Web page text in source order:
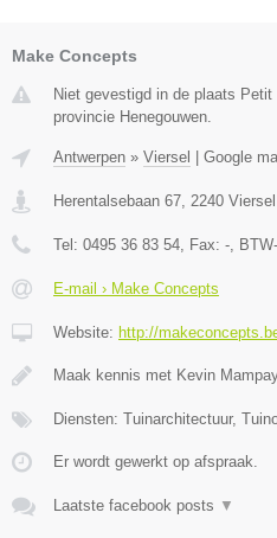
Make Concepts
Niet gevestigd in de plaats
provincie Henegouwen.
Antwerpen » Viersel | Google
Herentalsebaan 67 2240 Viersel
Tel: 0495 36 83 54 , Fax: - ,
E-mail › Make Concepts
Website: http://
Maak kennis met Kevin
Diensten: Tuinarchitectuur,
Er wordt gewerkt op afspraak.
Laatste facebook posts ▼